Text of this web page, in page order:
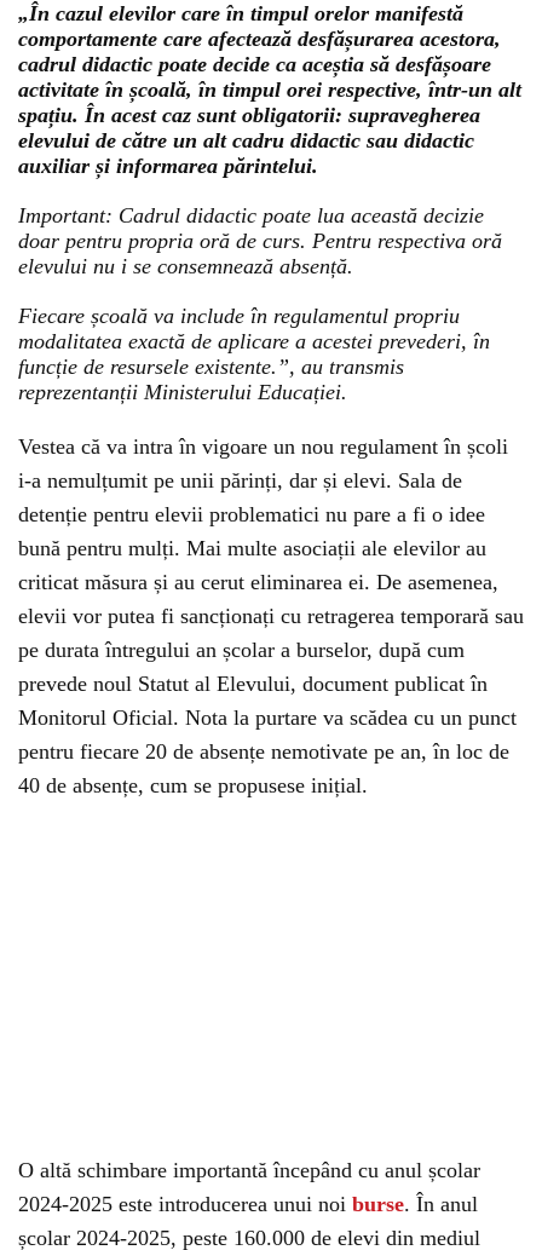
„În cazul elevilor care în timpul orelor manifestă
comportamente care afectează desfășurarea acestora,
cadrul didactic poate decide ca aceștia să desfășoare
activitate în școală, în timpul orei respective, într-un alt
spațiu. În acest caz sunt obligatorii: supravegherea
elevului de către un alt cadru didactic sau didactic
auxiliar și informarea părintelui.
Important: Cadrul didactic poate lua această decizie
doar pentru propria oră de curs. Pentru respectiva oră
elevului nu i se consemnează absență.
Fiecare școală va include în regulamentul propriu
modalitatea exactă de aplicare a acestei prevederi, în
funcție de resursele existente.”, au transmis
reprezentanții Ministerului Educației.
Vestea că va intra în vigoare un nou regulament în școli
i-a nemulțumit pe unii părinți, dar și elevi. Sala de
detenție pentru elevii problematici nu pare a fi o idee
bună pentru mulți. Mai multe asociații ale elevilor au
criticat măsura și au cerut eliminarea ei. De asemenea,
elevii vor putea fi sancționați cu retragerea temporară sau
pe durata întregului an școlar a burselor, după cum
prevede noul Statut al Elevului, document publicat în
Monitorul Oficial. Nota la purtare va scădea cu un punct
pentru fiecare 20 de absențe nemotivate pe an, în loc de
40 de absențe, cum se propusese inițial.
O altă schimbare importantă începând cu anul școlar
2024-2025 este introducerea unui noi burse. În anul
școlar 2024-2025, peste 160.000 de elevi din mediul